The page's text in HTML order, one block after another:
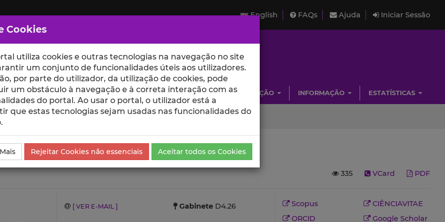
English FAQs Ajuda Iniciar Sessão
ESCOLAS UNIDADES INVESTIGAÇÃO INFORMAÇÃO ESTATÍSTICAS
335 VCard PDF
[ VER E-MAIL ] GabineteD4.26 Scopus
CIÊNCIAVITAE
ORCID
Google Scholar
Cookies
utiliza cookies e outras tecnologias na navegação no site
um conjunto de funcionalidades úteis aos utilizadores.
por parte do utilizador, da utilização de cookies, pode
um obstáculo à navegação e à correta interação com as
do portal. Ao usar o portal, o utilizador está a
que estas tecnologias sejam usadas nas funcionalidades do
Rejeitar Cookies não essenciais Aceitar todos os Cookies